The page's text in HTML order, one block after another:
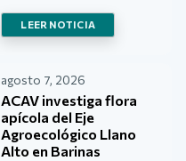
LEER NOTICIA
agosto 7, 2026
ACAV investiga flora
apícola del Eje
Agroecológico Llano
Alto en Barinas